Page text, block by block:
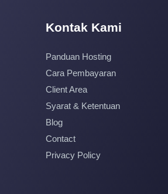
Kontak Kami
Panduan Hosting
Cara Pembayaran
Client Area
Syarat & Ketentuan
Blog
Contact
Privacy Policy